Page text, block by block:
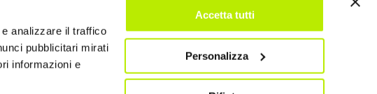
analizzare il traffico
pubblicitari mirati
informazioni e
Accetta tutti
Personalizza